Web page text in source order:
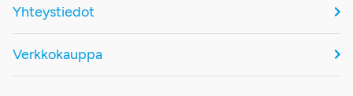
Yhteystiedot
Verkkokauppa